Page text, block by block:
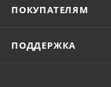
ПОКУПАТЕЛЯМ
ПОДДЕРЖКА